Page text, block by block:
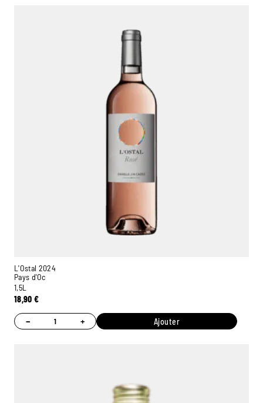
L'Ostal 2024
Pays d'Oc
1,5L
18,90€
− + Ajouter